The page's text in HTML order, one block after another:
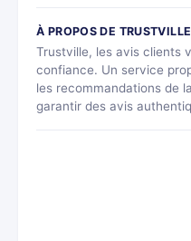
À PROPOS DE TRUSTVILLE
Trustville, les avis clients
confiance. Un service
les recommandations de
garantir des avis